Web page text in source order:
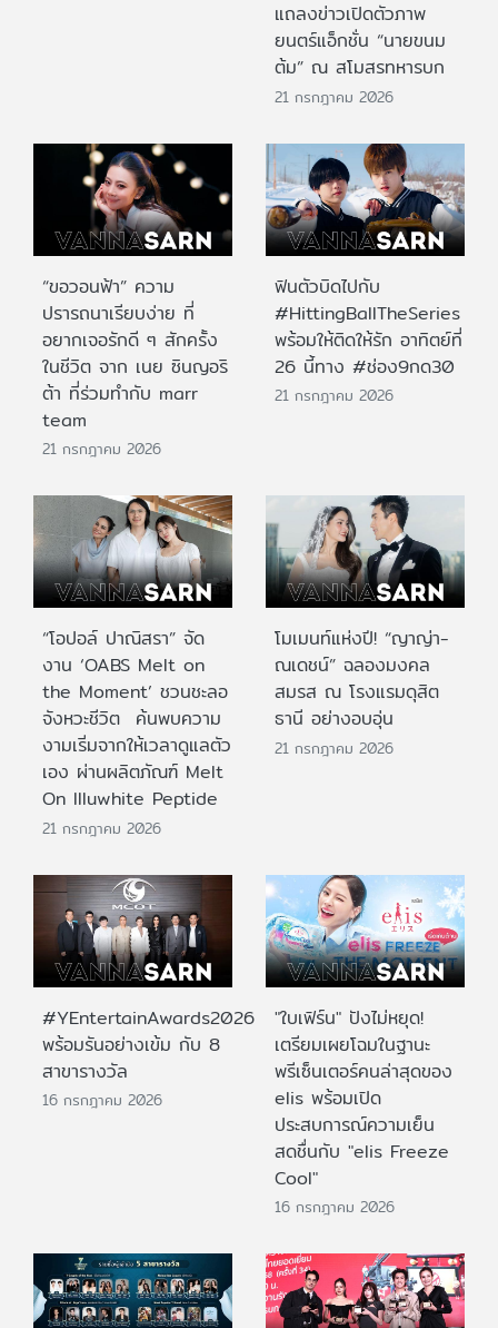
แถลงข่าวเปิดตัวภาพ
ยนตร์แอ็กชั่น “นายขนม
ต้ม” ณ สโมสรทหารบก
21 กรกฎาคม 2026
“ขอวอนฟ้า” ความ
ปรารถนาเรียบง่าย ที่
อยากเจอรักดี ๆ สักครั้ง
ในชีวิต จาก เนย ซินญอริ
ต้า ที่ร่วมทำกับ marr
team
21 กรกฎาคม 2026
ฟินตัวบิดไปกับ
#HittingBallTheSeries
พร้อมให้ติดให้รัก อาทิตย์ที่
26 นี้ทาง #ช่อง9กด30
21 กรกฎาคม 2026
“โอปอล์ ปาณิสรา” จัด
งาน ‘OABS Melt on
the Moment’ ชวนชะลอ
จังหวะชีวิต ค้นพบความ
งามเริ่มจากให้เวลาดูแลตัว
เอง ผ่านผลิตภัณฑ์ Melt
On Illuwhite Peptide
21 กรกฎาคม 2026
โมเมนท์แห่งปี! “ญาญ่า-
ณเดชน์” ฉลองมงคล
สมรส ณ โรงแรมดุสิต
ธานี อย่างอบอุ่น
21 กรกฎาคม 2026
#YEntertainAwards2026
พร้อมรันอย่างเข้ม กับ 8
สาขารางวัล
16 กรกฎาคม 2026
"ใบเฟิร์น" ปังไม่หยุด!
เตรียมเผยโฉมในฐานะ
พรีเซ็นเตอร์คนล่าสุดของ
elis พร้อมเปิด
ประสบการณ์ความเย็น
สดชื่นกับ "elis Freeze
Cool"
16 กรกฎาคม 2026